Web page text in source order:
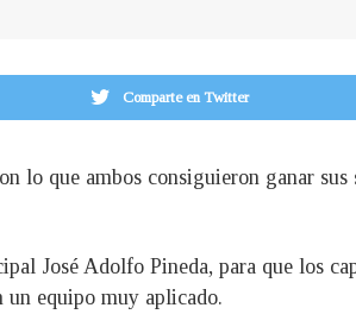
Comparte en Twitter
lo que ambos consiguieron ganar sus
José Adolfo Pineda, para que los
un equipo muy aplicado.